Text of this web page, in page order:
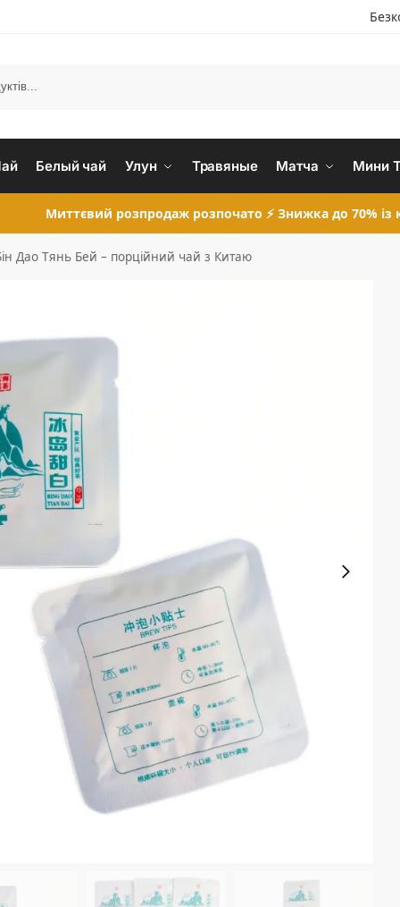
Белый чай Улун Травяные Матча Мини
Миттєвий розпродаж розпочато ⚡ Знижка до 70% із
Дао Тянь Бей – порційний чай з Китаю